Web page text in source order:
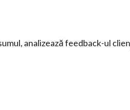
analizează feedback-ul